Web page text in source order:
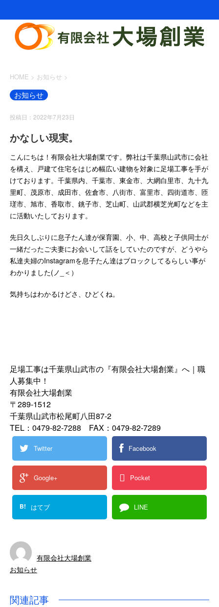
HOME > お知らせ >
お知らせ
投稿日：2022年7月23日
かなしい現実。
こんにちは！有限会社大場創業です。弊社は千葉県山武市に会社
を構え、戸建て住宅をはじめ幅広い建物を対象に足場工事を手が
けております。千葉県内、千葉市、東金市、大網白里市、九十九
里町、茂原市、成田市、佐倉市、八街市、富里市、四街道市、匝
瑳市、旭市、香取市、銚子市、芝山町、山武郡横芝光町などを主
に活動いたしております。
先日久しぶりに息子たん達が保育園、小、中、高校と子供同士が
一緒だったご夫妻にお会いして話をしていたのですが、どうやら
私達夫婦のInstagramを息子たん達はブロックしてるらしい事が
わかりました(ノ_＜）
気持ちはわかるけどさ、ひどくね。
足場工事は千葉県山武市の『有限会社大場創業』へ｜職
人募集中！
有限会社大場創業
〒289-1512
千葉県山武市松尾町八田87-2
TEL：0479-82-7288 FAX：0479-82-7289
Twitter Facebook
Google+ Pocket
B! はてブ LINE
有限会社大場創業
お知らせ
関連記事